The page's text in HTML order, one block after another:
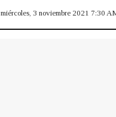
miércoles, 3 noviembre 2021 7:30